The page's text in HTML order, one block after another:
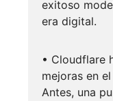
exitoso
era digital.
• Cloudflare
mejoras en
Antes, una